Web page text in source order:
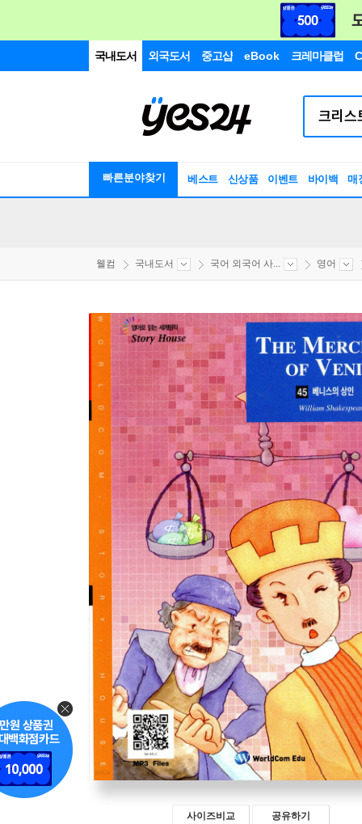
국내도서 외국도서 중고샵 eBook 크레마클럽
빠른분야찾기 베스트 신상품 이벤트 바이백 매
웰컴 국내도서 국어 외국어 사... 영어
사이즈비교 공유하기